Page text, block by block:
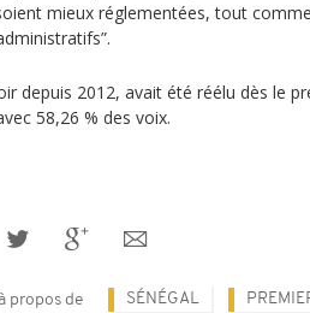
mieux réglementées, tout
depuis 2012, avait été réélu dès le
58,26 % des voix.
propos de SÉNÉGAL